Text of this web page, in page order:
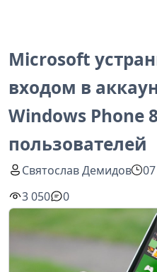
Microsoft
входом в
Windows Phone
пользователей
Святослав Демидов
3 050
0